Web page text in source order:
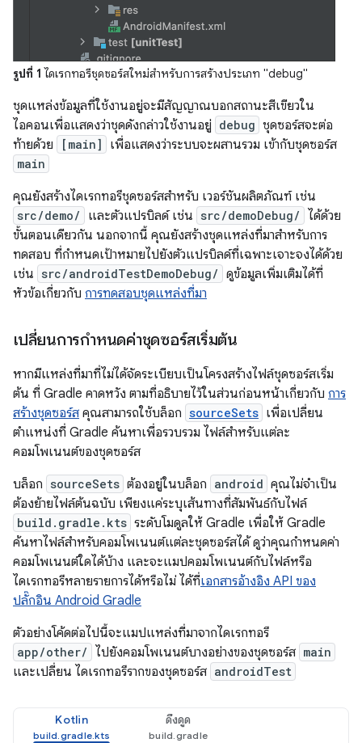
รูปที่ 1 ไดเรกทอรีชุดซอร์สใหม่สำหรับการสร้างประเภท "debug"
ชุดแหล่งข้อมูลที่ใช้งานอยู่จะมีสัญญาณบอกสถานะสีเขียวใน
ไอคอนเพื่อแสดงว่าชุดดังกล่าวใช้งานอยู่ debug ชุดซอร์สจะต่อ
ท้ายด้วย
[main] เพื่อแสดงว่าระบบจะผสานรวม เข้ากับชุดซอร์ส
main
คุณยังสร้างไดเรกทอรีชุดซอร์สสำหรับ เวอร์ชันผลิตภัณฑ์ เช่น
src/demo/ และตัวแปรบิลด์ เช่น src/demoDebug/
ได้ด้วย
ขั้นตอนเดียวกัน นอกจากนี้ คุณยังสร้างชุดแหล่งที่มาสำหรับการ
ทดสอบ ที่กำหนดเป้าหมายไปยังตัวแปรบิลด์ที่เฉพาะเจาะจงได้ด้วย
เช่น src/androidTestDemoDebug/ ดูข้อมูลเพิ่มเติมได้ที่
หัวข้อเกี่ยวกับ การทดสอบชุดแหล่งที่มา
เปลี่ยนการกำหนดค่าชุดซอร์สเริ่มต้น
หากมีแหล่งที่มาที่ไม่ได้จัดระเบียบเป็นโครงสร้างไฟล์ชุดซอร์สเริ่ม
ต้น ที่ Gradle คาดหวัง ตามที่อธิบายไว้ในส่วนก่อนหน้าเกี่ยวกับ การ
สร้างชุดซอร์ส คุณสามารถใช้บล็อก sourceSets เพื่อเปลี่ยน
ตำแหน่งที่ Gradle ค้นหาเพื่อรวบรวม ไฟล์สำหรับแต่ละ
คอมโพเนนต์ของชุดซอร์ส
บล็อก sourceSets ต้องอยู่ในบล็อก android คุณไม่จำเป็น
ต้องย้ายไฟล์ต้นฉบับ เพียงแค่ระบุเส้นทางที่สัมพันธ์กับไฟล์
build.gradle.kts ระดับโมดูลให้ Gradle เพื่อให้ Gradle
ค้นหาไฟล์สำหรับคอมโพเนนต์แต่ละชุดซอร์สได้ ดูว่าคุณกำหนดค่า
คอมโพเนนต์ใดได้บ้าง และจะแมปคอมโพเนนต์กับไฟล์หรือ
ไดเรกทอรีหลายรายการได้หรือไม่ ได้ที่เอกสารอ้างอิง API ของ
ปลั๊กอิน Android Gradle
ตัวอย่างโค้ดต่อไปนี้จะแมปแหล่งที่มาจากไดเรกทอรี
app/other/ ไปยังคอมโพเนนต์บางอย่างของชุดซอร์ส main
และเปลี่ยน ไดเรกทอรีรากของชุดซอร์ส androidTest
Kotlin ดึงดูด